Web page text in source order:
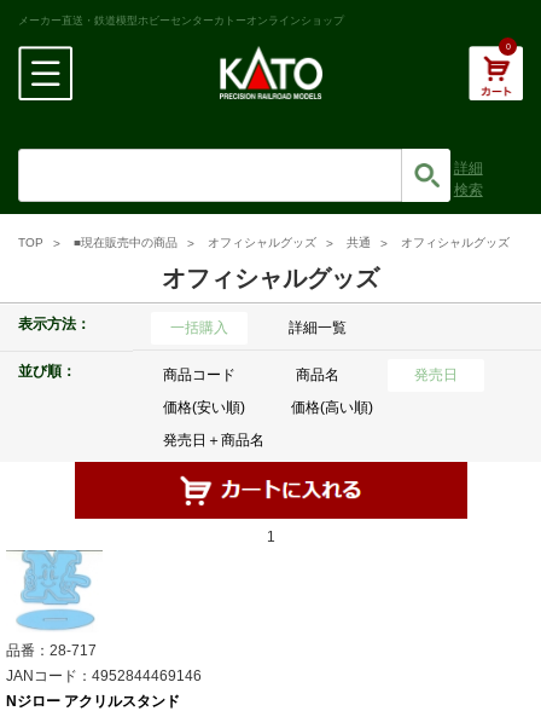
メーカー直送・鉄道模型ホビーセンターカトーオンラインショップ
0
詳細
検索
TOP ■現在販売中の商品 オフィシャルグッズ 共通 オフィシャルグッズ
オフィシャルグッズ
表示方法： 一括購入 詳細一覧
並び順： 商品コード 商品名
発売日
価格(安い順)
価格(高い順)
発売日＋商品名
1
品番：28-717
JANコード：4952844469146
Nジロー アクリルスタンド